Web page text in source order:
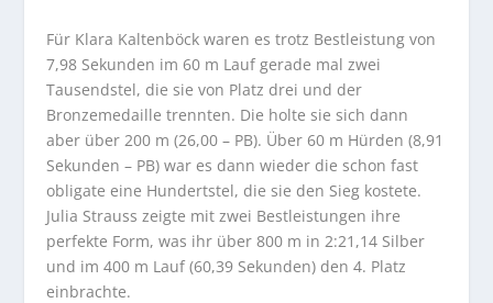
Für Klara Kaltenböck waren es trotz Bestleistung von
7,98 Sekunden im 60 m Lauf gerade mal zwei
Tausendstel, die sie von Platz drei und der
Bronzemedaille trennten. Die holte sie sich dann
aber über 200 m (26,00 – PB). Über 60 m Hürden (8,91
Sekunden – PB) war es dann wieder die schon fast
obligate eine Hundertstel, die sie den Sieg kostete.
Julia Strauss zeigte mit zwei Bestleistungen ihre
perfekte Form, was ihr über 800 m in 2:21,14 Silber
und im 400 m Lauf (60,39 Sekunden) den 4. Platz
einbrachte.